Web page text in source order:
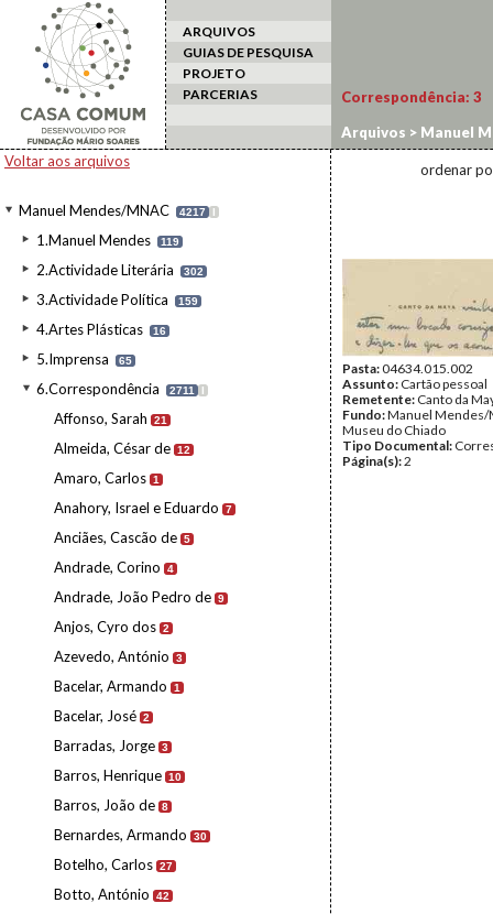
ARQUIVOS
GUIAS DE PESQUISA
PROJETO
PARCERIAS
Voltar aos arquivos
Manuel Mendes/MNAC 4217 I
1.Manuel Mendes 119
2.Actividade Literária 302
3.Actividade Política 159
4.Artes Plásticas 16
5.Imprensa 65
6.Correspondência 2711 I
Affonso, Sarah 21
Almeida, César de 12
Amaro, Carlos 1
Anahory, Israel e Eduardo 7
Anciães, Cascão de 5
Andrade, Corino 4
Andrade, João Pedro de 9
Anjos, Cyro dos 2
Azevedo, António 3
Bacelar, Armando 1
Bacelar, José 2
Barradas, Jorge 3
Barros, Henrique 10
Barros, João de 8
Bernardes, Armando 30
Botelho, Carlos 27
Botto, António 42
Correspondência: 3
Arquivos > Manuel
ordenar
Pasta:04634.015.002
Assunto: Cartão pessoal
Remetente: Canto da
Fundo:Manuel Mendes/
Museu do Chiado
Tipo Documental:
Página(s):2